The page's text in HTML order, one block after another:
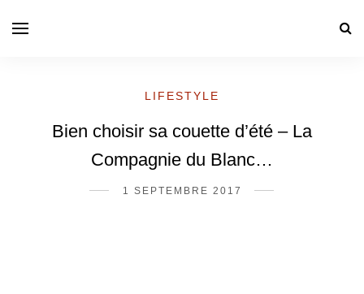
LIFESTYLE
Bien choisir sa couette d’été – La
Compagnie du Blanc…
1 SEPTEMBRE 2017